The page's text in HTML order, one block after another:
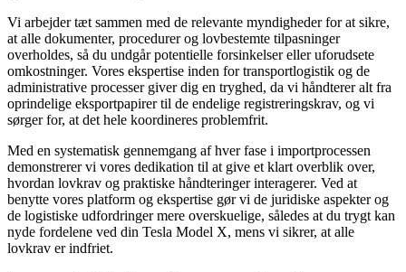
Vi arbejder tæt sammen med de relevante myndigheder for at sikre,
at alle dokumenter, procedurer og lovbestemte tilpasninger
overholdes, så du undgår potentielle forsinkelser eller uforudsete
omkostninger. Vores ekspertise inden for transportlogistik og de
administrative processer giver dig en tryghed, da vi håndterer alt fra
oprindelige eksportpapirer til de endelige registreringskrav, og vi
sørger for, at det hele koordineres problemfrit.
Med en systematisk gennemgang af hver fase i importprocessen
demonstrerer vi vores dedikation til at give et klart overblik over,
hvordan lovkrav og praktiske håndteringer interagerer. Ved at
benytte vores platform og ekspertise gør vi de juridiske aspekter og
de logistiske udfordringer mere overskuelige, således at du trygt kan
nyde fordelene ved din Tesla Model X, mens vi sikrer, at alle
lovkrav er indfriet.